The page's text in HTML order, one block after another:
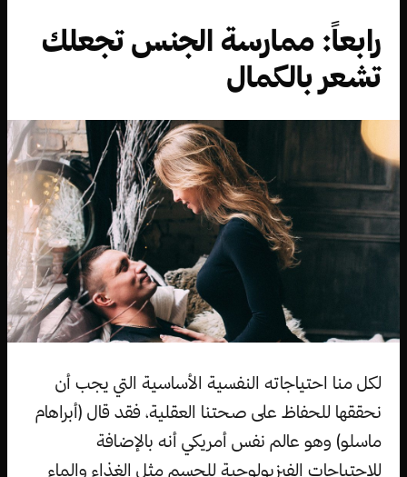
رابعاً: ممارسة الجنس تجعلك
تشعر بالكمال
لكل منا احتياجاته النفسية الأساسية التي يجب أن
نحققها للحفاظ على صحتنا العقلية، فقد قال (أبراهام
ماسلو) وهو عالم نفس أمريكي أنه بالإضافة
للاحتياجات الفيزيولوجية للجسم مثل الغذاء والماء